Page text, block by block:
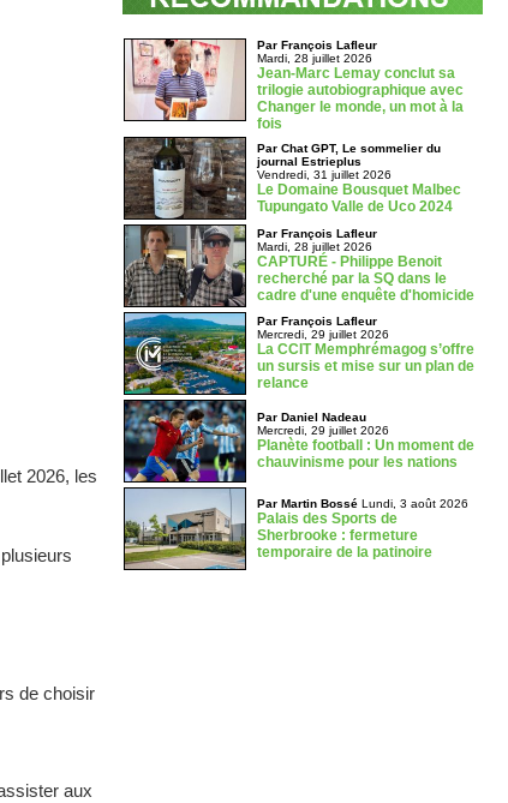
2026, les
de choisir
aux
Par François Lafleur
Mardi, 28 juillet 2026
Jean-Marc Lemay conclut sa
trilogie autobiographique avec
Changer le monde, un mot à la
fois
Par Chat GPT, Le sommelier du
journal Estrieplus
Vendredi, 31 juillet 2026
Le Domaine Bousquet Malbec
Tupungato Valle de Uco 2024
Par François Lafleur
Mardi, 28 juillet 2026
CAPTURÉ - Philippe Benoit
recherché par la SQ dans le
cadre d'une enquête d'homicide
Par François Lafleur
Mercredi, 29 juillet 2026
La CCIT Memphrémagog s’offre
un sursis et mise sur un plan de
relance
Par Daniel Nadeau
Mercredi, 29 juillet 2026
Planète football : Un moment de
chauvinisme pour les nations
Par Martin Bossé Lundi, 3 août 2026
Palais des Sports de
Sherbrooke : fermeture
temporaire de la patinoire